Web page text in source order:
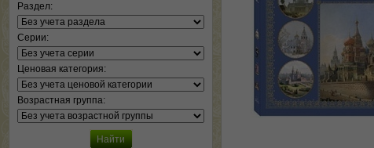
Раздел:
Серии:
Ценовая категория:
Возрастная группа: